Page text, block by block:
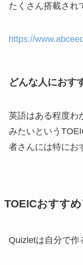
たくさん搭載され
https://
どんな人におす
英語はある程度わ
みたいという
者さんには特にお
TOEICおすす
Quizletは自分で作